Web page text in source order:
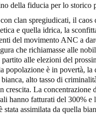
della fiducia per lo storico
clan spregiudicati, il caos
e quella idrica, la
del movimento ANC a
che richiamasse alle
alle elezioni del
popolazione è in povertà,
alto tasso di
crescita. La
hanno fatturati del 300%
stata assimilata da quella